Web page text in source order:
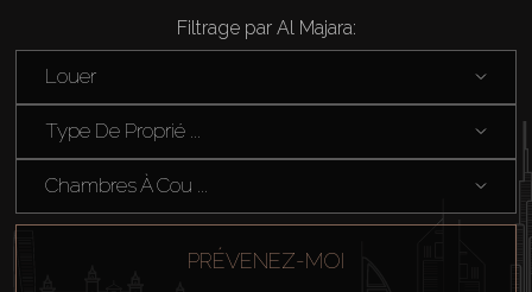
Filtrage par Al Majara:
Louer
Type De Proprié ...
Chambres À Cou ...
PRÉVENEZ-MOI